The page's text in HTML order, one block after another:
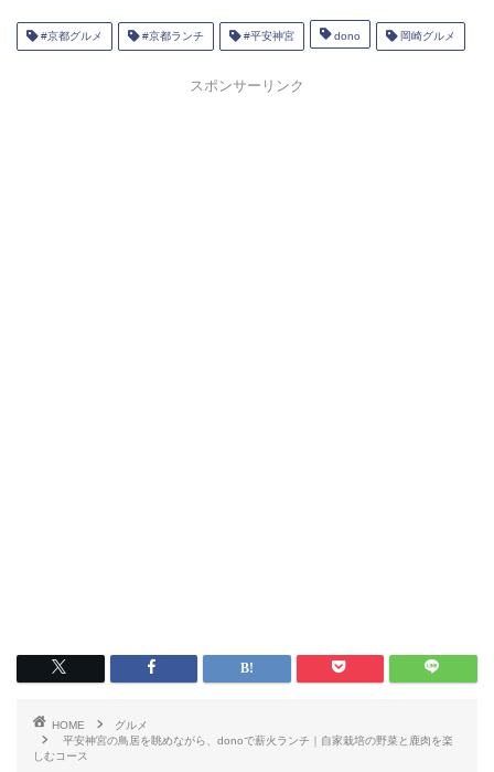
#京都グルメ #京都ランチ #平安神宮 dono 岡崎グルメ
スポンサーリンク
HOME
グルメ
平安神宮の鳥居を眺めながら、donoで薪火ランチ｜自家栽培の野菜と鹿肉を楽
しむコース